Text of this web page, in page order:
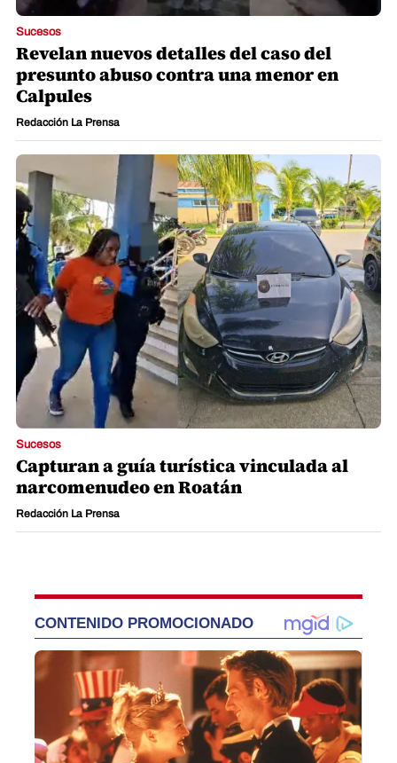
Sucesos
Revelan nuevos detalles del caso del
presunto abuso contra una menor en
Calpules
Redacción La Prensa
Sucesos
Capturan a guía turística vinculada al
narcomenudeo en Roatán
Redacción La Prensa
CONTENIDO PROMOCIONADO